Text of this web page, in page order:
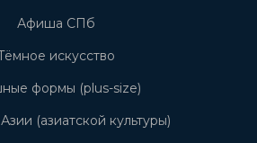
Афиша СПб
искусство
формы (plus-size)
(азиатской культуры)